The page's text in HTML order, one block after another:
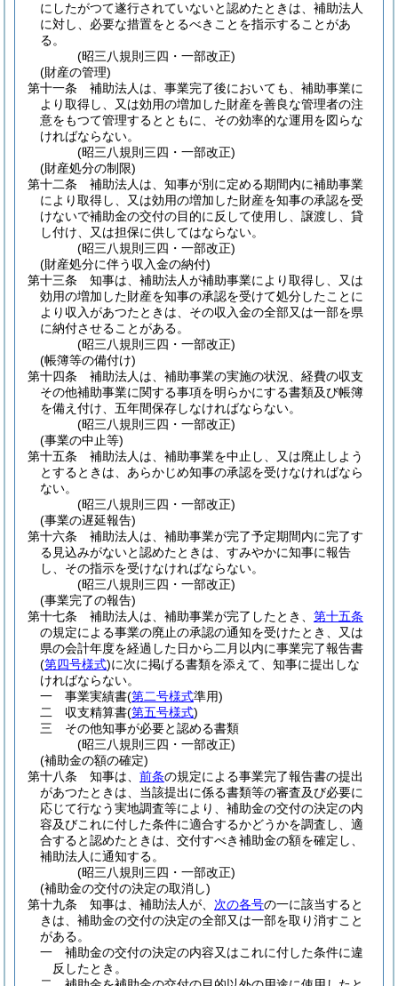
にしたがつて遂行されていないと認めたときは、補助法人
に対し、必要な措置をとるべきことを指示することがあ
る。
(昭三八規則三四・一部改正)
(財産の管理)
第十一条
補助法人は、事業完了後においても、補助事業に
より取得し、又は効用の増加した財産を善良な管理者の注
意をもつて管理するとともに、その効率的な運用を図らな
ければならない。
(昭三八規則三四・一部改正)
(財産処分の制限)
第十二条
補助法人は、知事が別に定める期間内に補助事業
により取得し、又は効用の増加した財産を知事の承認を受
けないで補助金の交付の目的に反して使用し、譲渡し、貸
し付け、又は担保に供してはならない。
(昭三八規則三四・一部改正)
(財産処分に伴う収入金の納付)
第十三条
知事は、補助法人が補助事業により取得し、又は
効用の増加した財産を知事の承認を受けて処分したことに
より収入があつたときは、その収入金の全部又は一部を県
に納付させることがある。
(昭三八規則三四・一部改正)
(帳簿等の備付け)
第十四条
補助法人は、補助事業の実施の状況、経費の収支
その他補助事業に関する事項を明らかにする書類及び帳簿
を備え付け、五年間保存しなければならない。
(昭三八規則三四・一部改正)
(事業の中止等)
第十五条
補助法人は、補助事業を中止し、又は廃止しよう
とするときは、あらかじめ知事の承認を受けなければなら
ない。
(昭三八規則三四・一部改正)
(事業の遅延報告)
第十六条
補助法人は、補助事業が完了予定期間内に完了す
る見込みがないと認めたときは、すみやかに知事に報告
し、その指示を受けなければならない。
(昭三八規則三四・一部改正)
(事業完了の報告)
第十七条
補助法人は、補助事業が完了したとき、 第十五条
の規定による事業の廃止の承認の通知を受けたとき、又は
県の会計年度を経過した日から二月以内に事業完了報告書
(第四号様式)に次に掲げる書類を添えて、知事に提出しな
ければならない。
一
事業実績書(第二号様式準用)
二
収支精算書(第五号様式)
三
その他知事が必要と認める書類
(昭三八規則三四・一部改正)
(補助金の額の確定)
第十八条
知事は、 前条の規定による事業完了報告書の提出
があつたときは、当該提出に係る書類等の審査及び必要に
応じて行なう実地調査等により、補助金の交付の決定の内
容及びこれに付した条件に適合するかどうかを調査し、適
合すると認めたときは、交付すべき補助金の額を確定し、
補助法人に通知する。
(昭三八規則三四・一部改正)
(補助金の交付の決定の取消し)
第十九条
知事は、補助法人が、 次の各号の一に該当すると
きは、補助金の交付の決定の全部又は一部を取り消すこと
がある。
一
補助金の交付の決定の内容又はこれに付した条件に違
反したとき。